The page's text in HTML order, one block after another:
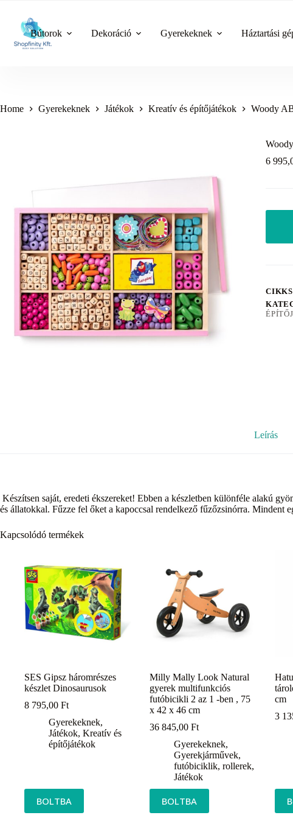
content
Bútorok Dekoráció Gyerekeknek Háztartási
Home Gyerekeknek Játékok Kreatív és építőjátékok Woody
6
Leírás
Készítsen saját, eredeti ékszereket! Ebben a készletben különféle alakú
és állatokkal. Fűzze fel őket a kapoccsal rendelkező fűzőzsinórra. Mindent
Kapcsolódó termékek
SES Gipsz háromrészes
készlet Dinosaurusok
8 795,00 Ft
Gyerekeknek,
Játékok, Kreatív és
építőjátékok
BOLTBA
Milly Mally Look Natural
gyerek multifunkciós
futóbicikli 2 az 1 -ben , 75
x 42 x 46 cm
36 845,00Ft
Gyerekeknek,
Gyerekjárművek,
futóbiciklik, rollerek,
Játékok
BOLTBA
cm
3